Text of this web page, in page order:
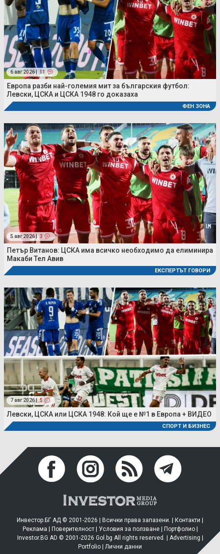
6 авг 2026 | 11
Европа разби най-големия мит за българския футбол:
Левски, ЦСКА и ЦСКА 1948 го доказаха
ФЕН ЗОНА
5 авг 2026 | 3
Петър Витанов: ЦСКА има всичко необходимо да елиминира
Макаби Тел Авив
ЕКСПЕРТЪТ ГОВОРИ
7 авг 2026 | 5
Левски, ЦСКА или ЦСКА 1948: Кой ще е №1 в Европа + ВИДЕО
СПОРТ И БИЗНЕС
Инвестор.БГ АД © 2001-2026 | Всички права запазени. | Контакти
Реклама
Поверителност| Условия за ползване| Портфолио|
Investor.BG AD © 2001-2026 Gol.bg All rights reserved. | Advertising
Portfolio
Лични данни